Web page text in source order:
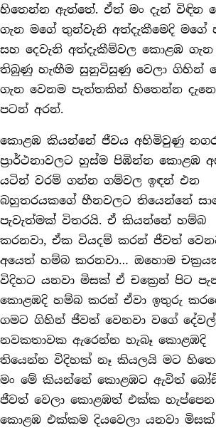
හිතෙන්න ඇත්තේ. ඒත් මං දැන් විඳින
ගැන මගේ තුන්වැනි අත්දැකීමෙදි මගේ
සහ දෙවැනි අත්දැකීම්වල කොළඹ
තිබුණු හැඟීම සුනුවිසුණු වෙලා ගිහින්
ගැන වෙනම පැත්තකින් හිතෙන්න
පටන් අරන්.
කොළඹ කියන්නේ ජීවය අහිමිවුණු
ප්‍රාර්ථනාවලට හුස්ම පිඹින්න කොළඹ
යටින් වරම් ගන්න ගම්වල ඉඳන් එන
බහුතරයකගේ හීනවලට තියෙන්නේ
පැවැත්මක් විතරයි. ඒ කියන්නේ හම්බ
කරනවා, ඒක වියදම් කරන් ජීවත්
අයෙත් හම්බ කරනවා… ඔහොම
විදිහට යනවා මිසක් ඒ චක්‍රෙන් පිට
කොළඹදි හම්බ කරන් ඒවා ඉතුරු
ගමට ගිහින් ජීවත් වෙනවා වගේ දේවල්
නවකතාවක ඇරෙන්න හැබෑ කොළඹදි
තියෙන්න විදිහක් නෑ කියලයි මට
මං මේ කියන්නේ කොළඹට ඇවිත්
ජීවත් වෙලා කොළඹත් එක්ක
කොළඹ එක්කම දියවෙලා යනවා මිසක්